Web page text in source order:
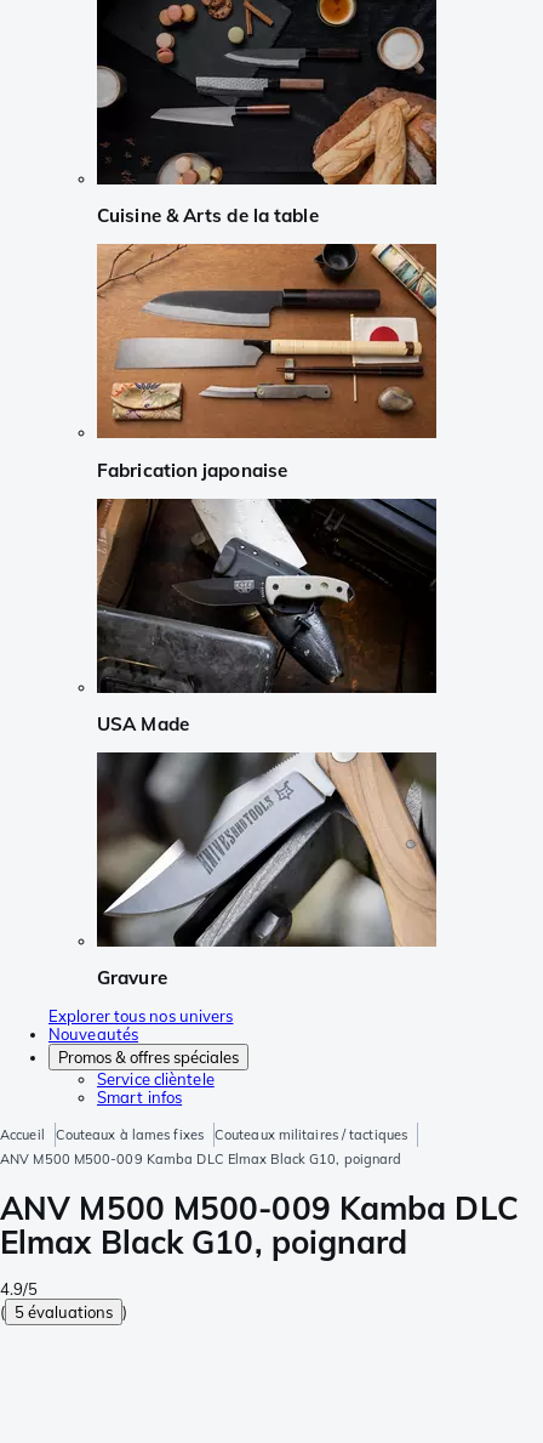
Cuisine & Arts de la table
Fabrication japonaise
USA Made
Gravure
Explorer tous nos univers
Nouveautés
Promos & offres spéciales
Service clièntele
Smart infos
Accueil Couteaux à lames fixes
Couteaux militaires / tactiques
ANV M500 M500-009 Kamba DLC Elmax Black G10, poignard
ANV M500 M500-009 Kamba DLC
Elmax Black G10, poignard
4.9/5
( 5 évaluations )